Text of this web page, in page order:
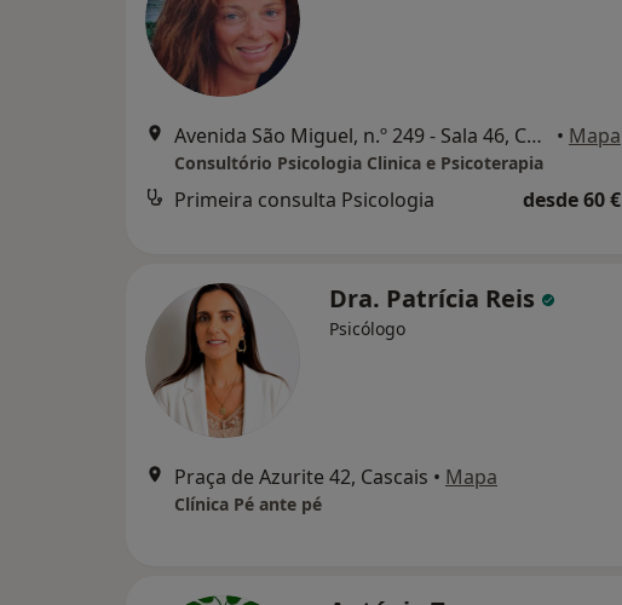
Avenida São Miguel, n.º 249 - Sala 46, Carcavelos • Mapa
Consultório Psicologia Clinica e Psicoterapia
Primeira consulta Psicologia desde 60 €
Dra. Patrícia Reis
Psicólogo
Praça de Azurite 42, Cascais • Mapa
Clínica Pé ante pé